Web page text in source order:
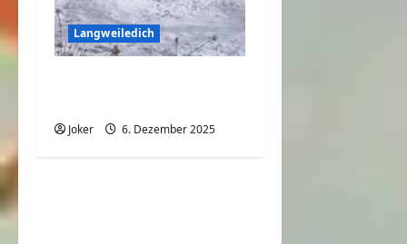
Langweiledich
Joker 6. Dezember 2025